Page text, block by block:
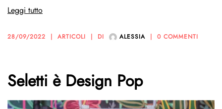
Leggi tutto
28/09/2022 ARTICOLI DI ALESSIA 0 COMMENTI
Seletti è Design Pop